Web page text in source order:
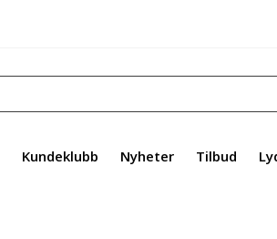
Kundeklubb Nyheter Tilbud